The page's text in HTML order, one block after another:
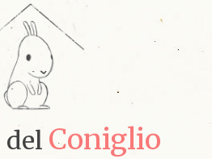
del Coniglio